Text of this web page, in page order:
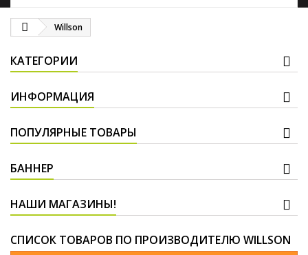
Willson
КАТЕГОРИИ
ИНФОРМАЦИЯ
ПОПУЛЯРНЫЕ ТОВАРЫ
БАННЕР
НАШИ МАГАЗИНЫ!
СПИСОК ТОВАРОВ ПО ПРОИЗВОДИТЕЛЮ WILLSON